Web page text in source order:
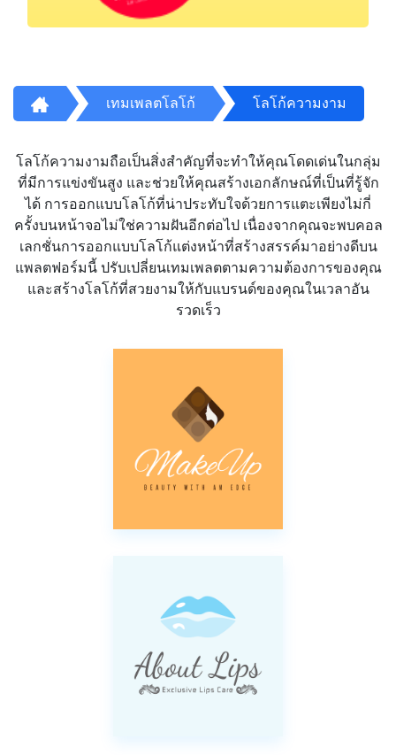
เทมเพลตโลโก้ โลโก้ความงาม
โลโก้ความงามถือเป็นสิ่งสำคัญที่จะทำให้คุณโดดเด่นในกลุ่ม
ที่มีการแข่งขันสูง และช่วยให้คุณสร้างเอกลักษณ์ที่เป็นที่รู้จัก
ได้ การออกแบบโลโก้ที่น่าประทับใจด้วยการแตะเพียงไม่กี่
ครั้งบนหน้าจอไม่ใช่ความฝันอีกต่อไป เนื่องจากคุณจะพบคอล
เลกชั่นการออกแบบโลโก้แต่งหน้าที่สร้างสรรค์มาอย่างดีบน
แพลตฟอร์มนี้ ปรับเปลี่ยนเทมเพลตตามความต้องการของคุณ
และสร้างโลโก้ที่สวยงามให้กับแบรนด์ของคุณในเวลาอัน
รวดเร็ว